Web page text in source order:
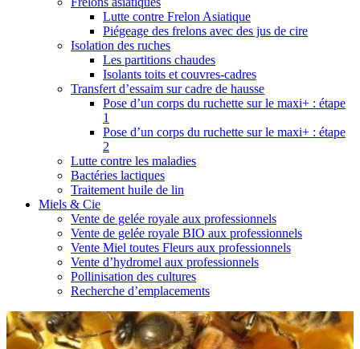
Lutte contre Frelon Asiatique
Piégeage des frelons avec des jus de cire
Isolation des ruches
Les partitions chaudes
Isolants toits et couvres-cadres
Transfert d’essaim sur cadre de hausse
Pose d’un corps du ruchette sur le maxi+ : étape
1
Pose d’un corps du ruchette sur le maxi+ : étape
2
Lutte contre les maladies
Bactéries lactiques
Traitement huile de lin
Miels & Cie
Vente de gelée royale aux professionnels
Vente de gelée royale BIO aux professionnels
Vente Miel toutes Fleurs aux professionnels
Vente d’hydromel aux professionnels
Pollinisation des cultures
Recherche d’emplacements